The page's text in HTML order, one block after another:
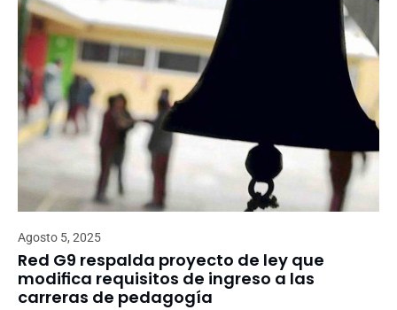
Agosto 5, 2025
Red G9 respalda proyecto de ley que
modifica requisitos de ingreso a las
carreras de pedagogía